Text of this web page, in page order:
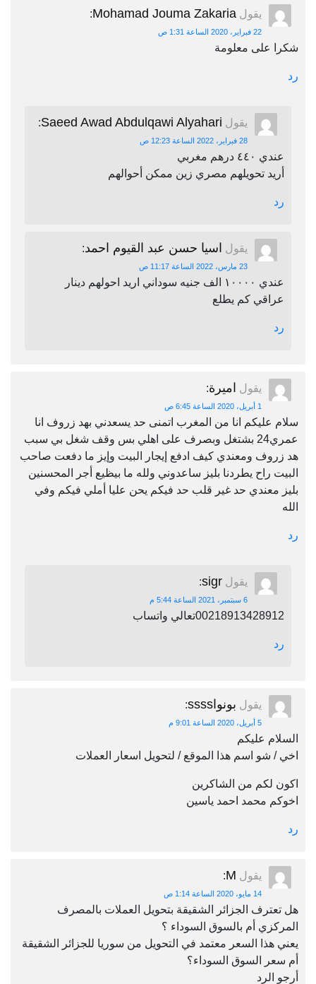
يقول Mohamad Jouma Zakaria
:
22 فبراير، 2020 الساعة 1:31 ص
شكرا على معلومة
رد
يقول Saeed Awad Abdulqawi Alyahari
:
28 فبراير، 2022 الساعة 12:23 ص
عندي ٤٤٠ درهم مغربي
أريد تحويلهم مصري زين ممكن أحوالهم
رد
يقول اسيا حسن عبد القيوم احمد:
23 مارس، 2022 الساعة 11:17 ص
عندي ١٠٠٠٠ الف جنيه سوداني اريد احولهم دينار
عراقي كم يطلع
رد
يقول اميرة:
1 أبريل، 2020 الساعة 6:45 ص
سلام عليكم انا من المغرب اتمنى حد يسعدني بهد زروف انا
عمري24 بشتغل وبصرف على اهلي بس وقف شغل بي سبب
هد زروف ومعندي كيف ادفع إيجار البيت وإيز ما دفعت صاحب
البيت راح يطردنا بليز ساعدوني ولله ما بيظيع أجر المحسنين
بليز معندي حد غير قلب حد فيكم يحن عليا أملي فيكم وفي
الله
رد
يقول sigr
:
6 سبتمبر، 2021 الساعة 5:44 م
00218913428912تعالي واتساب
رد
يقول بونواssss :
5 أبريل، 2020 الساعة 9:01 م
السلام عليكم
اخي / شو اسم هذا الموقع / لتحويل اسعار العملات
اكون لكم من الشاكرين
اخوكم محمد احمد ياسين
رد
يقول M
:
14 مايو، 2020 الساعة 1:14 ص
هل تعترف الجزائر الشقيقة بتحويل العملات بالمصرف
المركزي أم بالسوق السوداء ؟
يعني هذا السعر معتمد في التحويل من سوريا للجزائر الشقيقة
أم سعر السوق السوداء؟
أرجو الرد